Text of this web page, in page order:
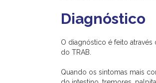
Diagnóstico
O diagnóstico é feito através
do TRAB.
Quando os sintomas mais